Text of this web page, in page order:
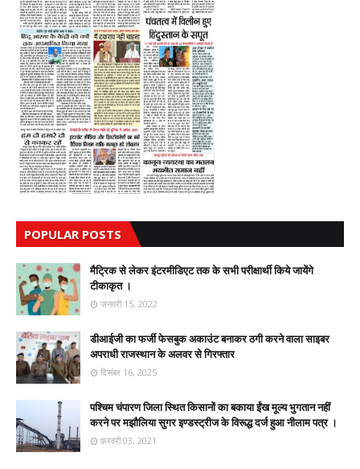
POPULAR POSTS
मैट्रिक से लेकर इंटरमीडिएट तक के सभी परीक्षार्थी किये जायेंगे
टीकाकृत ।
जनवरी 15, 2022
डीआईजी का फर्जी फेसबुक अकाउंट बनाकर ठगी करने वाला साइबर
अपराधी राजस्थान के अलवर से गिरफ्तार
दिसंबर 16, 2025
पश्चिम चंपारण जिला स्थित किसानों का बकाया ईंख मूल्य भुगतान नहीं
करने पर मझौलिया सुगर इण्डस्ट्रीज के विरूद्ध दर्ज हुआ नीलाम पत्र ।
फ़रवरी 03, 2021